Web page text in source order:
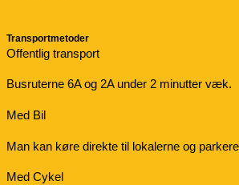
Transportmetoder
Offentlig transport
Busruterne 6A og 2A under 2 minutter væk.
Med Bil
Man kan køre direkte til lokalerne og
Med Cykel